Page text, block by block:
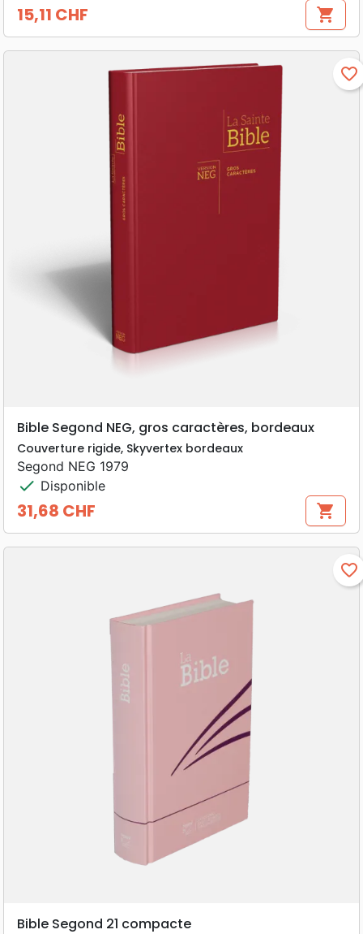
Prix
15,11 CHF shopping_cart
favorite_border
Bible Segond NEG, gros caractères, bordeaux
Couverture rigide, Skyvertex bordeaux
Segond NEG 1979
check Disponible
Prix
31,68 CHF shopping_cart
favorite_border
Bible Segond 21 compacte